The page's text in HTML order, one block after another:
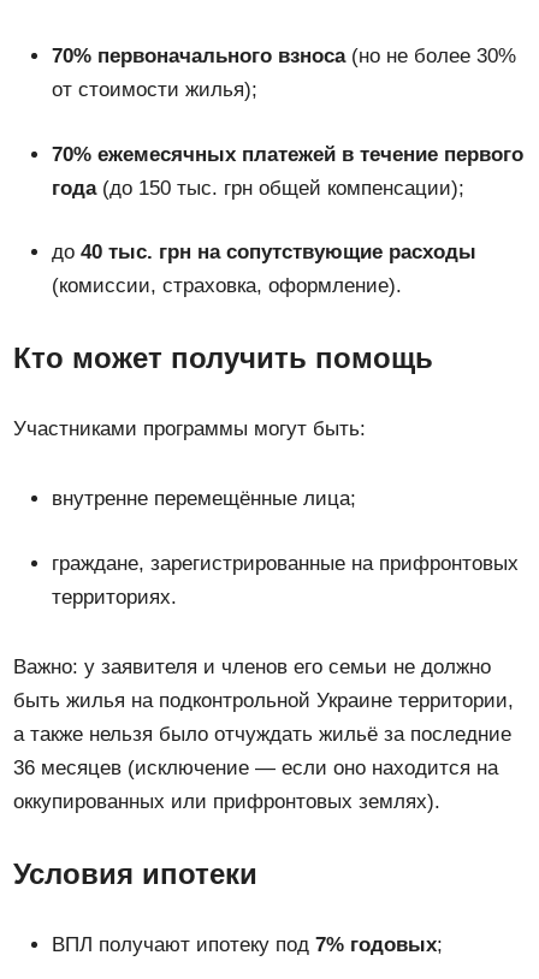
70% первоначального взноса(но не более 30%
от стоимости жилья);
70% ежемесячных платежей в течение первого
года(до 150 тыс. грн общей компенсации);
до40 тыс. грн на сопутствующие расходы
(комиссии, страховка, оформление).
Кто может получить помощь
Участниками программы могут быть:
внутренне перемещённые лица;
граждане, зарегистрированные на прифронтовых
территориях.
Важно: у заявителя и членов его семьи не должно
быть жилья на подконтрольной Украине территории,
а также нельзя было отчуждать жильё за последние
36 месяцев (исключение — если оно находится на
оккупированных или прифронтовых землях).
Условия ипотеки
ВПЛ получают ипотеку под7% годовых;